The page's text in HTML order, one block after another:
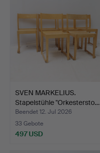
SVEN MARKELIUS.
Stapelstühle "Orkestersto…
Beendet 12. Jul 2026
33 Gebote
497 USD